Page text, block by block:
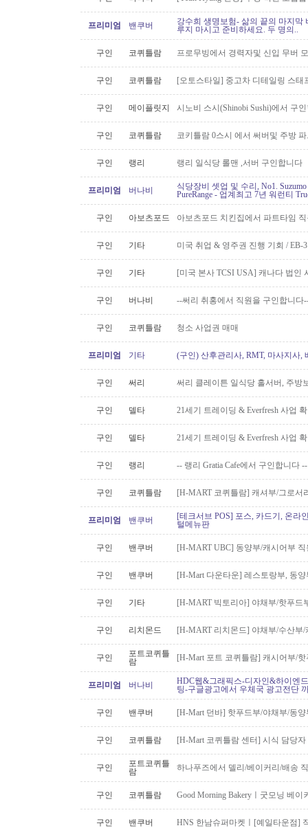
프리미엄 밴쿠버
강수희 생명보험- 삶의 끝의 마지막
루지 마시고 준비하세요. 두 명의..
구인 코퀴틀람 프로무빙에서 경력자및 신입 무버
구인 코퀴틀람 [오토스타일] 중고차 디테일링 스태
구인 메이플릿지 시노비 스시(Shinobi Sushi)에서 구
구인 코퀴틀람 코키틀람 0스시 에서 써버및 주방
구인 랭리 랭리 일식당 롤맨 ,서버 구인합니다
프리미엄 버나비
식당장비 셋업 및 수리, No1.
PureRange - 업계최고 7년 워런티
구인 아보츠포드 아보츠포드 치킨집에서 파트타임
구인 기타 미국 취업 & 영주권 진행 기회 / EB-
구인 기타 [미국 본사 TCSI USA] 캐나다 법인
구인 버나비 --써리 취홍에서 직원을 구인합니다
구인 코퀴틀람 청소 사업권 매매
프리미엄 기타 (구인) 산후관리사, RMT, 마사지사,
구인 써리 써리 클레이튼 일식당 홀서버, 주방
구인 델타 21세기 트레이딩 & Everfresh 사업
구인 델타 21세기 트레이딩 & Everfresh 사업
구인 랭리 -- 랭리 Gratia Cafe에서 구인합니다 --
구인 코퀴틀람 [H-MART 코퀴틀람] 캐셔부/그로서
프리미엄 밴쿠버
[테크서브 POS] 포스, 카드기, 온라
털메뉴판
구인 밴쿠버 [H-MART UBC] 동양부/캐시어부
구인 밴쿠버 [H-Mart 다운타운] 레스토랑부, 동
구인 기타 [H-MART 빅토리아] 야채부/핫푸드
구인 리치몬드 [H-MART 리치몬드] 야채부/수산부
구인
포트코퀴틀
람
[H-Mart 포트 코퀴틀람] 캐시어부/
프리미엄 버나비
HDC웹&그래픽스-디자인&하이엔
팅-구글광고에서 우체국 광고전단
구인 밴쿠버 [H-Mart 던바] 핫푸드부/야채부/동
구인 코퀴틀람 [H-Mart 코퀴틀람 센터] 시식 담당
구인
포트코퀴틀
람
하나푸즈에서 델리/베이커리/배송
구인 코퀴틀람 Good Morning Bakeryㅣ굿모닝 베
구인 밴쿠버 HNS 한남슈퍼마켓ㅣ[예일타운점]